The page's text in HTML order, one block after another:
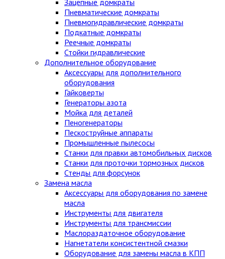
Пневматические домкраты
Пневмогидравлические домкраты
Подкатные домкраты
Реечные домкраты
Стойки гидравлические
Дополнительное оборудование
Аксессуары для дополнительного
оборудования
Гайковерты
Генераторы азота
Мойка для деталей
Пеногенераторы
Пескоструйные аппараты
Промышленные пылесосы
Станки для правки автомобильных дисков
Станки для проточки тормозных дисков
Стенды для форсунок
Замена масла
Аксессуары для оборудования по замене
масла
Инструменты для двигателя
Инструменты для трансмиссии
Маслораздаточное оборудование
Нагнетатели консистентной смазки
Оборудование для замены масла в КПП